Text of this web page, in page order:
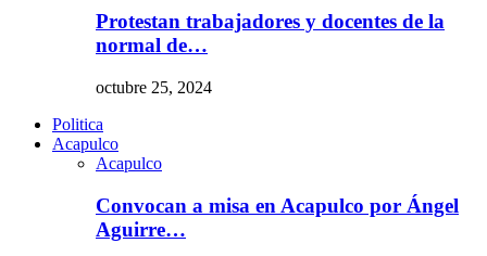
Protestan trabajadores y docentes de la
normal de…
octubre 25, 2024
Politica
Acapulco
Acapulco
Convocan a misa en Acapulco por Ángel
Aguirre…